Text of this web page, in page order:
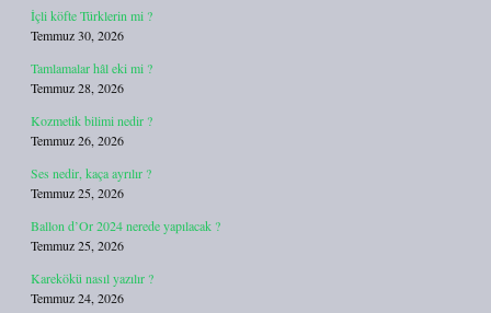
İçli köfte Türklerin mi ?
Temmuz 30, 2026
Tamlamalar hâl eki mi ?
Temmuz 28, 2026
Kozmetik bilimi nedir ?
Temmuz 26, 2026
Ses nedir, kaça ayrılır ?
Temmuz 25, 2026
Ballon d’Or 2024 nerede yapılacak ?
Temmuz 25, 2026
Karekökü nasıl yazılır ?
Temmuz 24, 2026